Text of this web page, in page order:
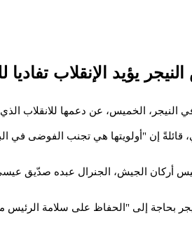
يؤيد الإنقلاب تفاديا
النيجر، الخميس، عن دعمها للانقلاب
إن "أولويتها هي تجنب الفوضى في
أركان الجيش، الجنرال عبده صدّيق
بحاجة إلى "الحفاظ على سلامة الرئيس